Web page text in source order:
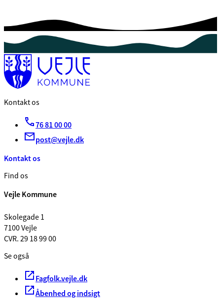
Kontakt os
76 81 00 00
post@vejle.dk
Kontakt os
Find os
Vejle Kommune
Skolegade 1
7100 Vejle
CVR. 29 18 99 00
Se også
Fagfolk.vejle.dk
Åbenhed og indsigt